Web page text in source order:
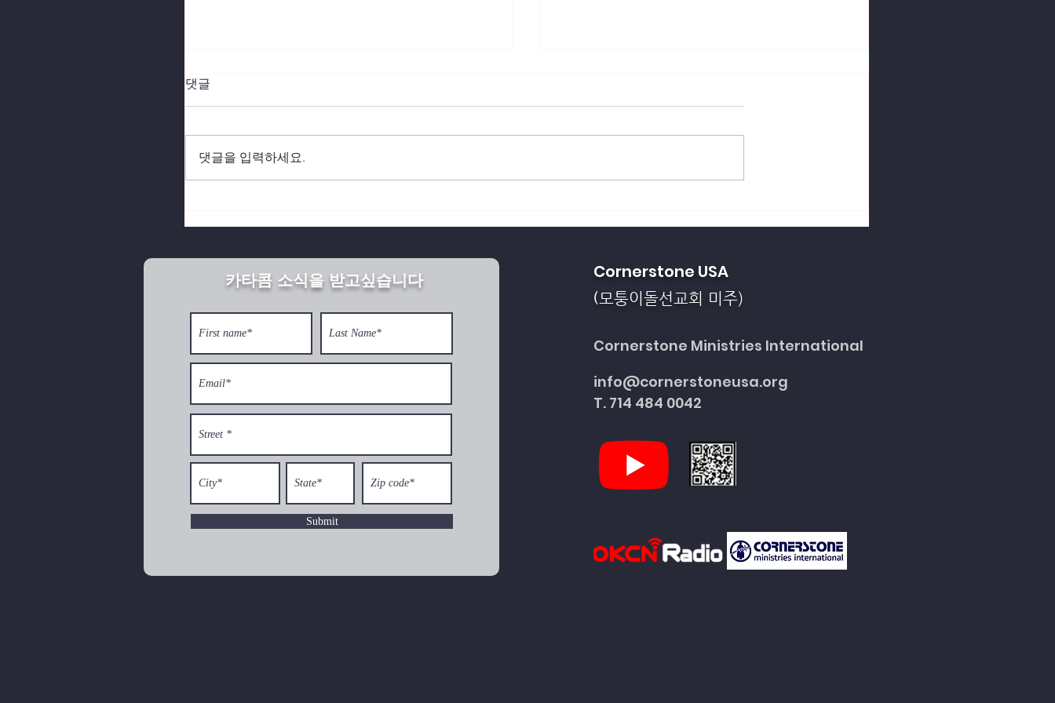
댓글
댓글을 입력하세요.
카타콤 소식을 받고싶습니다
Submit
Cornerstone USA
(모퉁이돌선교회 미주)
Cornerstone Ministries International
info@cornerstoneusa.org
T. 714 484 0042